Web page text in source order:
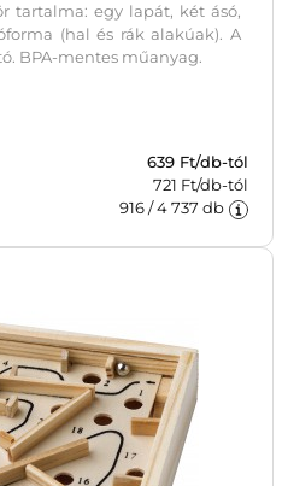
tartalma: egy lapát, két ásó,
(hal és rák alakúak). A
BPA-mentes műanyag.
639 Ft/db-tól
721 Ft/db-tól
916/4 737 db